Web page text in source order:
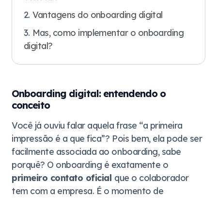
Vantagens do onboarding digital
Mas, como implementar o onboarding
digital?
Onboarding digital: entendendo o
conceito
Você já ouviu falar aquela frase “a primeira
impressão é a que fica”? Pois bem, ela pode ser
facilmente associada ao onboarding, sabe
porquê? O onboarding é exatamente o
primeiro contato oficial que o colaborador
tem com a empresa. É o momento de